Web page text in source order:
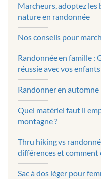
Marcheurs, adoptez
nature en randonnée
Nos conseils pour
Randonnée en famille :
réussie avec vos
Randonner en automne
Quel matériel faut il
montagne ?
Thru hiking vs
différences et comment
Sac à dos léger pour